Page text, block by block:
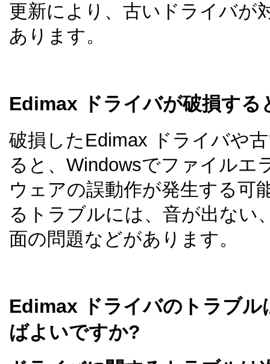
更新により、古いドライバが
あります。
Edimax ドライバが破損する
破損したEdimax ドライバや
ると、Windowsでファイルエ
ウェアの誤動作が発生する可
るトラブルには、音が出ない
面の問題などがあります。
Edimax ドライバのトラブル
ばよいですか?